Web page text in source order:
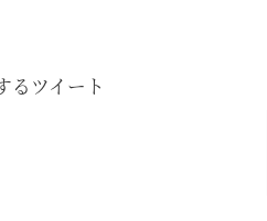
るツイート